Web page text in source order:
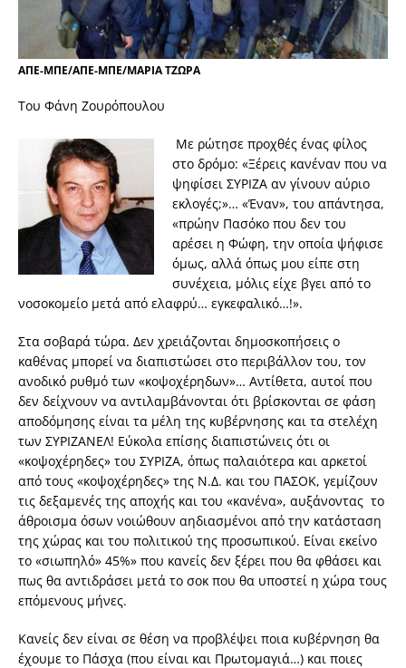
ΑΠΕ-ΜΠΕ/ΑΠΕ-ΜΠΕ/ΜΑΡΙΑ ΤΖΩΡΑ
Του Φάνη Ζουρόπουλου
Με ρώτησε προχθές ένας φίλος
στο δρόμο: «Ξέρεις κανέναν που να
ψηφίσει ΣΥΡΙΖΑ αν γίνουν αύριο
εκλογές;»… «Έναν», του απάντησα,
«πρώην Πασόκο που δεν του
αρέσει η Φώφη, την οποία ψήφισε
όμως, αλλά όπως μου είπε στη
συνέχεια, μόλις είχε βγει από το
νοσοκομείο μετά από ελαφρύ… εγκεφαλικό…!».
Στα σοβαρά τώρα. Δεν χρειάζονται δημοσκοπήσεις ο
καθένας μπορεί να διαπιστώσει στο περιβάλλον του, τον
ανοδικό ρυθμό των «κοψοχέρηδων»… Αντίθετα, αυτοί που
δεν δείχνουν να αντιλαμβάνονται ότι βρίσκονται σε φάση
αποδόμησης είναι τα μέλη της κυβέρνησης και τα στελέχη
των ΣΥΡΙΖΑΝΕΛ! Εύκολα επίσης διαπιστώνεις ότι οι
«κοψοχέρηδες» του ΣΥΡΙΖΑ, όπως παλαιότερα και αρκετοί
από τους «κοψοχέρηδες» της Ν.Δ. και του ΠΑΣΟΚ, γεμίζουν
τις δεξαμενές της αποχής και του «κανένα», αυξάνοντας το
άθροισμα όσων νοιώθουν αηδιασμένοι από την κατάσταση
της χώρας και του πολιτικού της προσωπικού. Είναι εκείνο
το «σιωπηλό» 45%» που κανείς δεν ξέρει που θα φθάσει και
πως θα αντιδράσει μετά το σοκ που θα υποστεί η χώρα τους
επόμενους μήνες.
Κανείς δεν είναι σε θέση να προβλέψει ποια κυβέρνηση θα
έχουμε το Πάσχα (που είναι και Πρωτομαγιά…) και ποιες